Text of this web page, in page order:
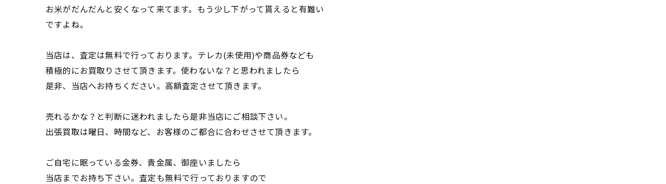
お米がだんだんと安くなって来てます。もう少し下がって貰えると有難い
ですよね。
当店は、査定は無料で行っております。テレカ(未使用)や商品券なども
積極的にお買取りさせて頂きます。使わないな？と思われましたら
是非、当店へお持ちください。高額査定させて頂きます。
売れるかな？と判断に迷われましたら是非当店にご相談下さい。
出張買取は曜日、時間など、お客様のご都合に合わせさせて頂きます。
ご自宅に眠っている金券、貴金属、御座いましたら
当店までお持ち下さい。査定も無料で行っておりますので